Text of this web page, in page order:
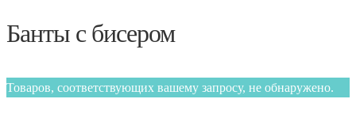
Банты с бисером
Товаров, соответствующих вашему запросу, не обнаружено.